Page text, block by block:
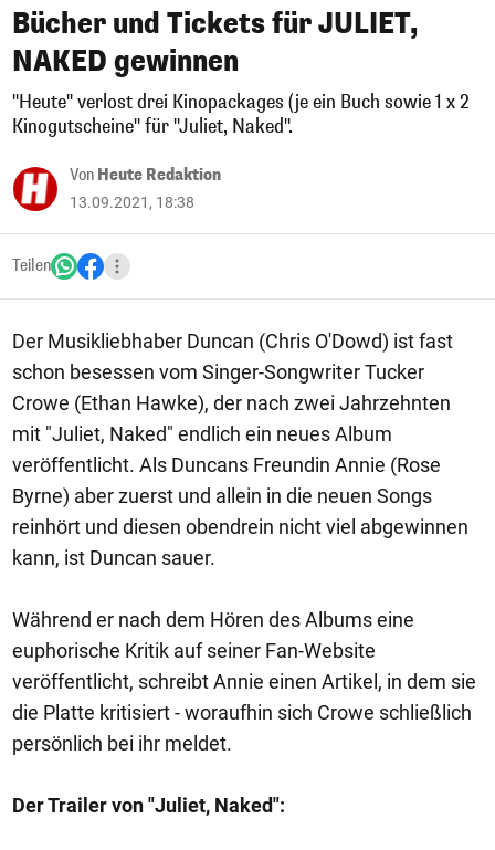
Bücher und Tickets für JULIET,
NAKED gewinnen
"Heute" verlost drei Kinopackages (je ein Buch sowie 1 x 2
Kinogutscheine" für "Juliet, Naked".
Von Heute Redaktion
13.09.2021, 18:38
Teilen
Der Musikliebhaber Duncan (Chris O'Dowd) ist fast
schon besessen vom Singer-Songwriter Tucker
Crowe (Ethan Hawke), der nach zwei Jahrzehnten
mit "Juliet, Naked" endlich ein neues Album
veröffentlicht. Als Duncans Freundin Annie (Rose
Byrne) aber zuerst und allein in die neuen Songs
reinhört und diesen obendrein nicht viel abgewinnen
kann, ist Duncan sauer.
Während er nach dem Hören des Albums eine
euphorische Kritik auf seiner Fan-Website
veröffentlicht, schreibt Annie einen Artikel, in dem sie
die Platte kritisiert - woraufhin sich Crowe schließlich
persönlich bei ihr meldet.
Der Trailer von "Juliet, Naked":